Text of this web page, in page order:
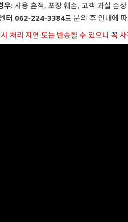
우: 사용 흔적, 포장 훼손, 고객 과실 손상
터 062-224-3384로 문의 후 안내에
처리 지연 또는 반송될 수 있으니 꼭 사